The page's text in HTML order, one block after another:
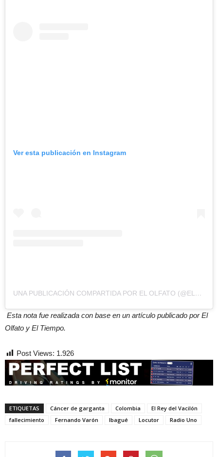
Ver esta publicación en Instagram
UNA PUBLICACIÓN COMPARTIDA POR EL OLFATO (@EL_OLFATO)
Esta nota fue realizada con base en un artículo publicado por El
Olfato y El Tiempo.
Post Views: 1.926
ETIQUETAS Cáncer de garganta Colombia
El Rey del Vacilón
fallecimiento
Fernando Varón Ibagué Locutor Radio Uno